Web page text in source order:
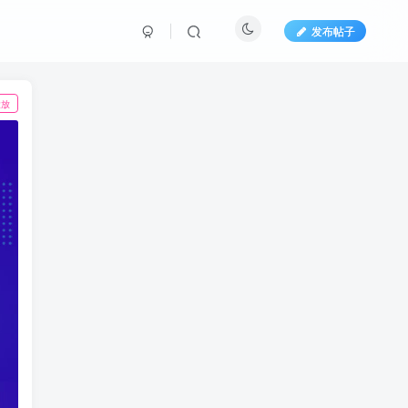
发布帖子